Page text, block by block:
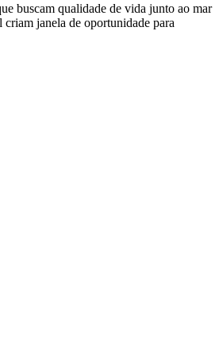
buscam qualidade de vida junto ao mar
janela de oportunidade para